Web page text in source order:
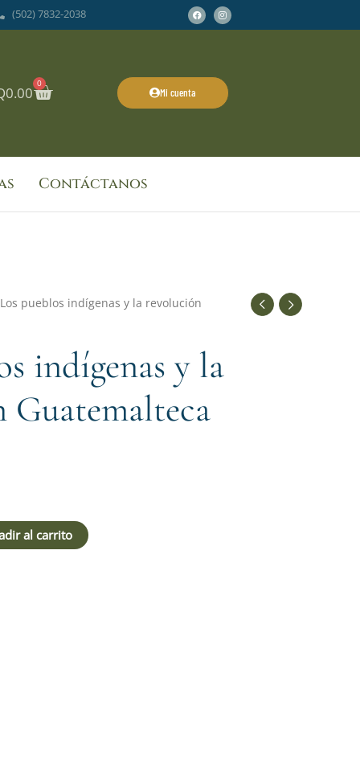
(502) 7832-2038 FacebookInstagram
0.00
0
Cart Mi cuenta
Contáctanos
pueblos indígenas y la revolución
indígenas y la
Guatemalteca
al carrito